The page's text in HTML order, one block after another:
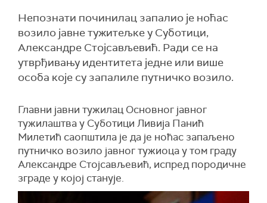
Непознати починилац запалио је ноћас
возило јавне тужитељке у Суботици,
Александре Стојсављевић. Ради се на
утврђивању идентитета једне или више
особа које су запалиле путничко возило.
Главни јавни тужилац Основног јавног
тужилаштва у Суботици Ливија Панић
Милетић саопштила је да је ноћас запаљено
путничко возило јавног тужиоца у том граду
Александре Стојсављевић, испред породичне
зграде у којој станује.